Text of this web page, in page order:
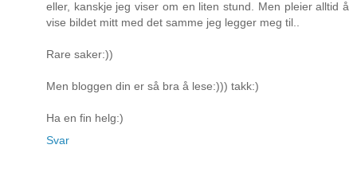
eller, kanskje jeg viser om en liten stund. Men pleier alltid å
vise bildet mitt med det samme jeg legger meg til..
Rare saker:))
Men bloggen din er så bra å lese:))) takk:)
Ha en fin helg:)
Svar